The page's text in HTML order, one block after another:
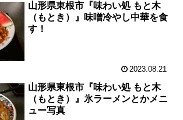
山形県東根市『味わい処 もと木
（もとき）』味噌冷やし中華を食
す！
2023.08.21
山形県東根市『味わい処 もと木
（もとき）』氷ラーメンとかメニ
ュー写真